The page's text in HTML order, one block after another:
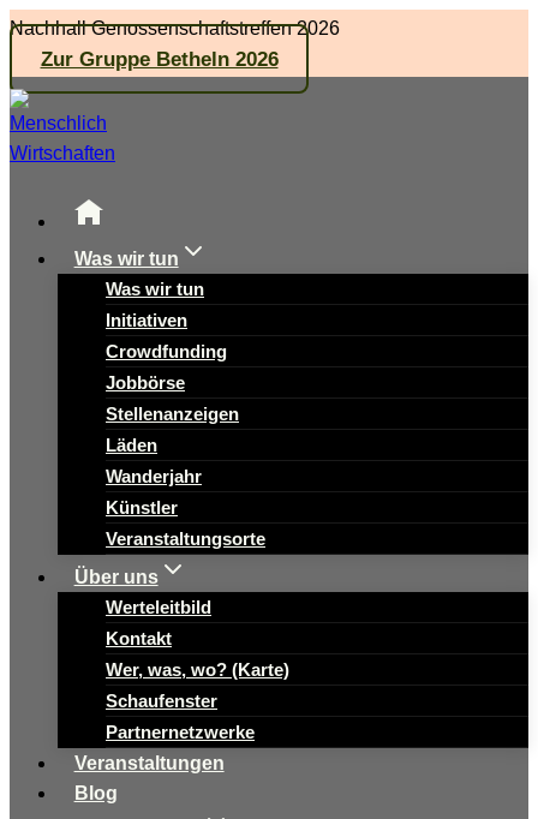
Zum
Inhalt
springen
Nachhall Genossenschaftstreffen 2026
Zur Gruppe Betheln 2026
Was wir tun
Was wir tun
Initiativen
Crowdfunding
Jobbörse
Stellenanzeigen
Läden
Wanderjahr
Künstler
Veranstaltungsorte
Über uns
Werteleitbild
Kontakt
Wer, was, wo? (Karte)
Schaufenster
Partnernetzwerke
Veranstaltungen
Blog